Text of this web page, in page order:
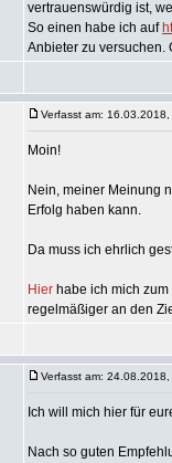
vertrauenswürdig ist,
So einen habe ich auf
Anbieter zu versuchen.
Verfasst am:
Moin!
Nein, meiner Meinung
Erfolg haben kann.
Da muss ich ehrlich
Hier habe ich mich
regelmäßiger an den
Verfasst am:
Ich will mich hier für
Nach so guten